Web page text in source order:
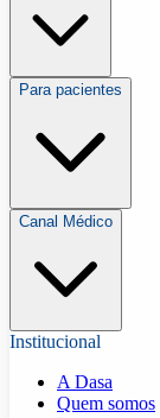
Para pacientes
Canal Médico
Institucional
A Dasa
Quem somos